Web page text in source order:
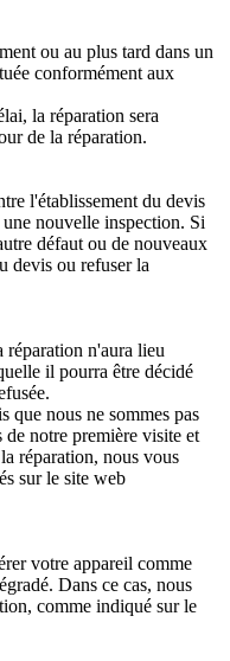
ou au plus tard dans un
conformément aux
la réparation sera
de la réparation.
l'établissement du devis
nouvelle inspection. Si
défaut ou de nouveaux
devis ou refuser la
réparation n'aura lieu
il pourra être décidé
que nous ne sommes pas
notre première visite et
réparation, nous vous
sur le site web
votre appareil comme
Dans ce cas, nous
comme indiqué sur le